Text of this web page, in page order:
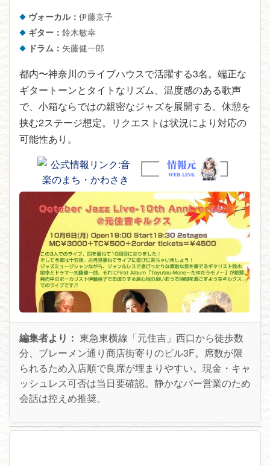
ヴォーカル：伊藤京子
ギター：鈴木敏幸
ドラム： 矢藤健一郎
都内〜神奈川のライブハウスで活躍する3名。端正な
ギタートーンとタイトなリズム、温度感のある歌声
で、小箱ならではの親密なジャズを展開する。休憩を
挟む2ステージ想定。リクエストは状況により対応の
可能性あり。
編集者より： 東急東横線「元住吉」西口から徒歩数
分、ブレーメン通り商店街寄りのビル3F。席数が限
られるため入店順で良席が埋まりやすい。現金・キャ
ッシュレス可否は当日要確認。静かなバー営業のため
会話は控えめ推奨。